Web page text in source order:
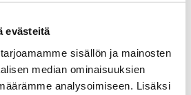
evästeitä
sisällön ja mainosten
median ominaisuuksien
analysoimiseen. Lisäksi
Energiasta
ja asiakaslehti